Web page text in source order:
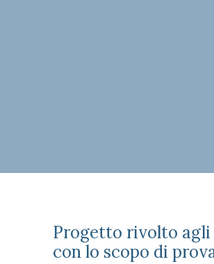
Progetto rivolto agli
con lo scopo di